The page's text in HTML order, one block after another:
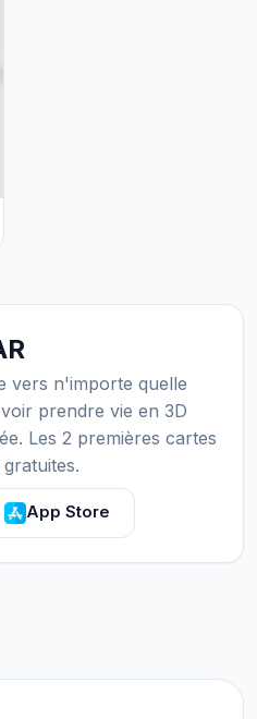
vers n'importe quelle
prendre vie en 3D
Les 2 premières cartes
App Store